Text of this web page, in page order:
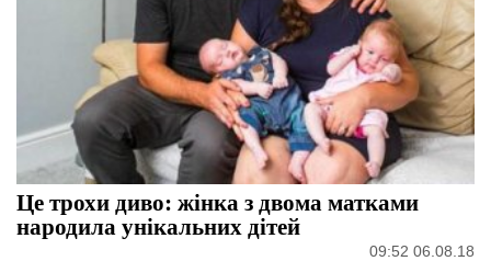
Це трохи диво: жінка з двома матками
народила унікальних дітей
09:52 06.08.18